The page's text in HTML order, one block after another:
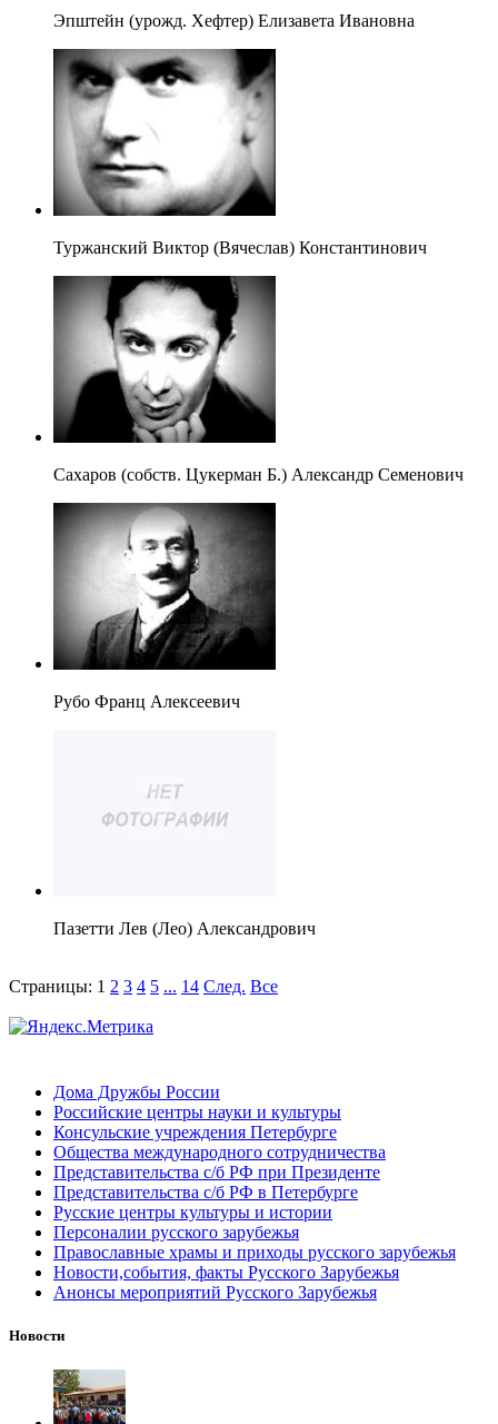
Эпштейн (урожд. Хефтер) Елизавета Ивановна
Туржанский Виктор (Вячеслав) Константинович
Сахаров (собств. Цукерман Б.) Александр Семенович
Рубо Франц Алексеевич
Пазетти Лев (Лео) Александрович
Страницы: 1 2 3 4 5 ... 14 След. Все
Дома Дружбы России
Российские центры науки и культуры
Консульские учреждения Петербурге
Общества международного сотрудничества
Представительства с/б РФ при Президенте
Представительства с/б РФ в Петербурге
Русские центры культуры и истории
Персоналии русского зарубежья
Православные храмы и приходы русского зарубежья
Новости,события, факты Русского Зарубежья
Анонсы мероприятий Русского Зарубежья
Новости